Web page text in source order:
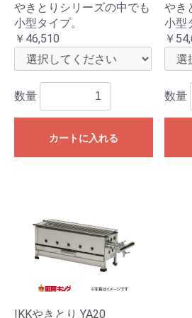
やきとりシリーズの中でも
小型タイプ。
￥46,510
数量
カートに入れる
やき
小型
￥
数量
IKKやきとり YA20